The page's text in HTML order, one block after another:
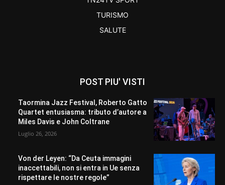
TURISMO
SALUTE
POST PIU' VISTI
Taormina Jazz Festival, Roberto Gatto
Quartet entusiasma: tributo d’autore a
Miles Davis e John Coltrane
Luglio 26, 2026
Von der Leyen: “Da Ceuta immagini
inaccettabili, non si entra in Ue senza
rispettare le nostre regole”